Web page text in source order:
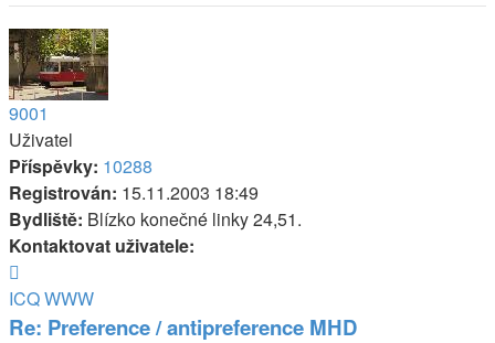
9001
Uživatel
Příspěvky: 10288
Registrován: 15.11.2003 18:49
Bydliště: Blízko konečné linky 24,51.
Kontaktovat uživatele:
uživatele
9001
ICQWWW
Re: Preference / antipreference MHD